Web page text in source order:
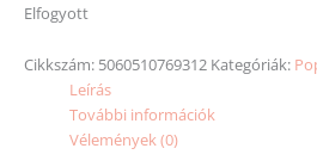
Elfogyott
Cikkszám: 5060510769312 Kategóriák:
Leírás
További információk
Vélemények (0)